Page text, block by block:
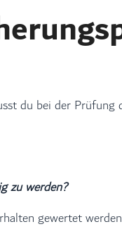
du bei der
zu werden?
gewertet